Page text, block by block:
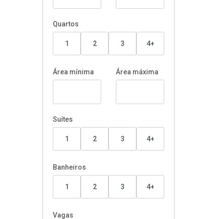
Quartos
1 2 3 4+
Área mínima Área máxima
Suítes
1 2 3 4+
Banheiros
1 2 3 4+
Vagas